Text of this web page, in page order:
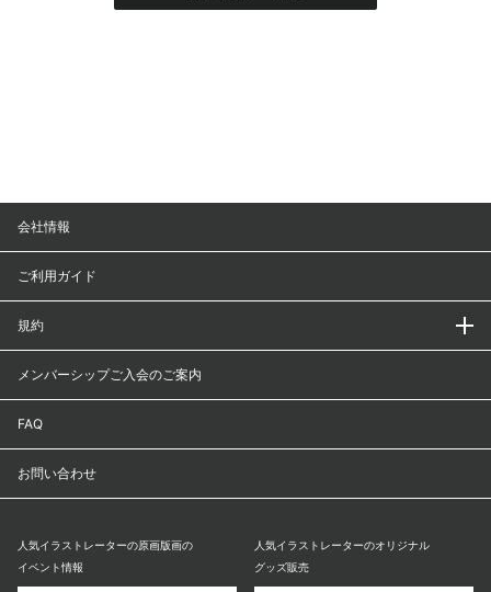
人気イラストレーターの原画版画の
イベント情報
人気イラストレーターのオリジナル
グッズ販売
会社情報
ご利用ガイド
規約
メンバーシップご入会のご案内
FAQ
お問い合わせ